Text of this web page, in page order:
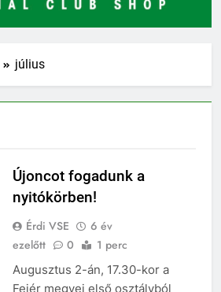
július
Újoncot fogadunk a
nyitókörben!
Érdi VSE
6 év
ezelőtt
0 1 perc
Augusztus 2-án, 17.30-kor a
Fejér megyei első osztályból